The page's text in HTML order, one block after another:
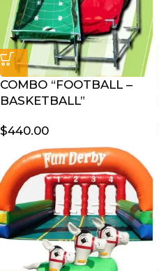
COMBO “FOOTBALL –
BASKETBALL”
$440.00